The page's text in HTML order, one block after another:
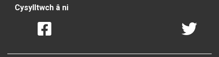
Cysylltwch â ni